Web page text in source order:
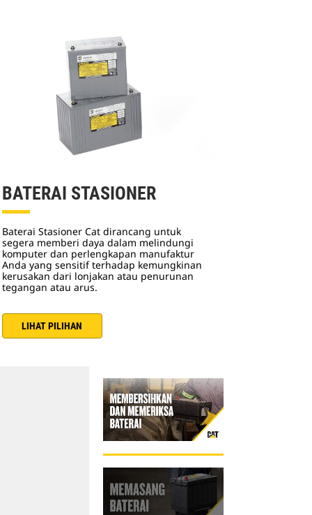
BATERAI STASIONER
Baterai Stasioner Cat dirancang untuk
segera memberi daya dalam melindungi
komputer dan perlengkapan manufaktur
Anda yang sensitif terhadap kemungkinan
kerusakan dari lonjakan atau penurunan
tegangan atau arus.
LIHAT PILIHAN